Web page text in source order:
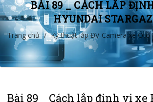
BÀI 89 _ CÁCH LẮP
HYUNDAI
Trang chủ / Kỹ thuật lắp ĐV-Camera xe Ôtô
Bài 89 _ Cách lắp định vị